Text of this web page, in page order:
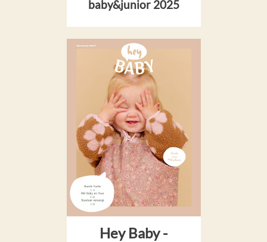
baby&junior 2025
Hey Baby -